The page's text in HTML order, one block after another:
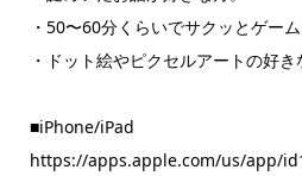
・50〜60分くらいでサクッとゲー
・ドット絵やピクセルアートの好き
■iPhone/iPad
https://apps.apple.com/us/app/